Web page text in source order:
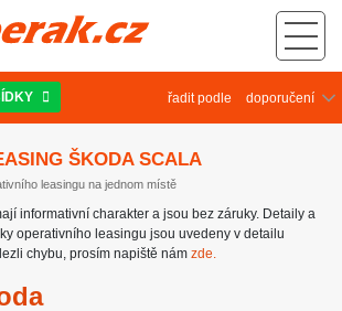
řadit podle
ŠKODA SCALA
leasingu na jednom místě
informativní charakter a jsou bez záruky. Detaily a
operativního leasingu jsou uvedeny v detailu
chybu, prosím napiště nám zde.